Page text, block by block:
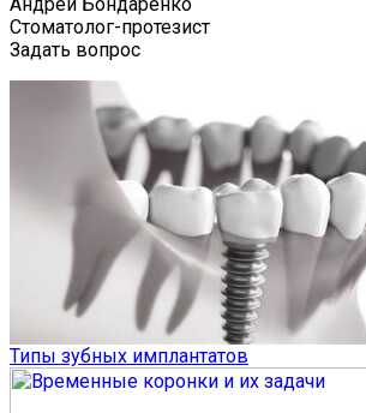
Стоматолог-протезист
Задать вопрос
Типы зубных имплантатов